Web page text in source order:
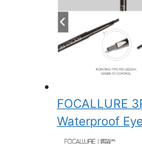
FOCALLURE
Waterproof